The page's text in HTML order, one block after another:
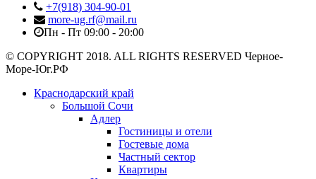
+7(918) 304-90-01
more-ug.rf@mail.ru
Пн - Пт 09:00 - 20:00
© COPYRIGHT 2018. ALL RIGHTS RESERVED Черное-
Море-Юг.РФ
Краснодарский край
Большой Сочи
Адлер
Гостиницы и отели
Гостевые дома
Частный сектор
Квартиры